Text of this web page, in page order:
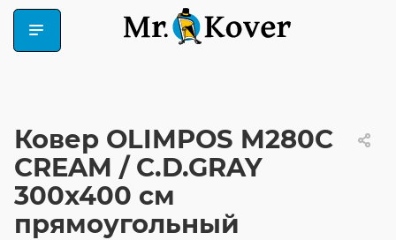
Ковер OLIMPOS M280C
CREAM / C.D.GRAY
300x400 см
прямоугольный